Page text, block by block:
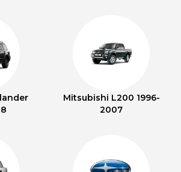
Mitsubishi L200 1996-
2007